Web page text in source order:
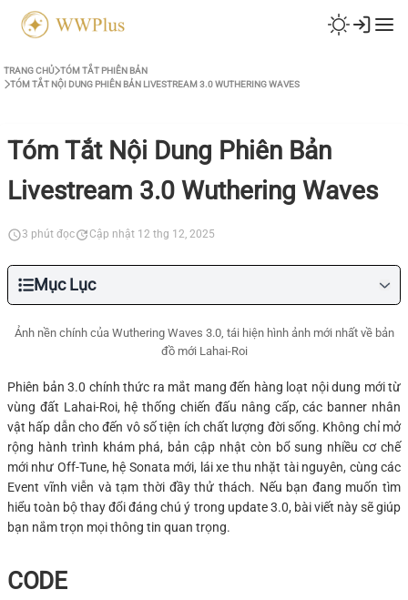
TRANG CHỦ
TÓM TẮT PHIÊN BẢN
TÓM TẮT NỘI DUNG PHIÊN BẢN LIVESTREAM 3.0 WUTHERING WAVES
Tóm Tắt Nội Dung Phiên Bản
Livestream 3.0 Wuthering Waves
3 phút đọc Cập nhật 12 thg 12, 2025
Mục Lục
Ảnh nền chính của Wuthering Waves 3.0, tái hiện hình ảnh mới nhất về bản
đồ mới Lahai-Roi
Phiên bản 3.0 chính thức ra mắt mang đến hàng loạt nội dung mới từ
vùng đất Lahai-Roi, hệ thống chiến đấu nâng cấp, các banner nhân
vật hấp dẫn cho đến vô số tiện ích chất lượng đời sống. Không chỉ mở
rộng hành trình khám phá, bản cập nhật còn bổ sung nhiều cơ chế
mới như Off-Tune, hệ Sonata mới, lái xe thu nhặt tài nguyên, cùng các
Event vĩnh viễn và tạm thời đầy thử thách. Nếu bạn đang muốn tìm
hiểu toàn bộ thay đổi đáng chú ý trong update 3.0, bài viết này sẽ giúp
bạn nắm trọn mọi thông tin quan trọng.
CODE